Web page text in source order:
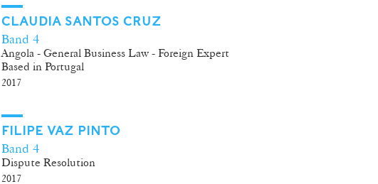
CLAUDIA SANTOS CRUZ
Band 4
Angola - General Business Law - Foreign Expert
Based in Portugal
2017
FILIPE VAZ PINTO
Band 4
Dispute Resolution
2017